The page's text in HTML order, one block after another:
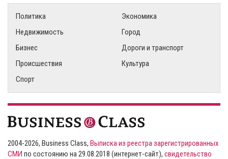
Политика
Экономика
Недвижимость
Город
Бизнес
Дороги и транспорт
Происшествия
Культура
Спорт
2004-2026, Business Class, Выписка из реестра зарегистрированных
СМИ по состоянию на 29.08.2018 (интернет-сайт), свидетельство